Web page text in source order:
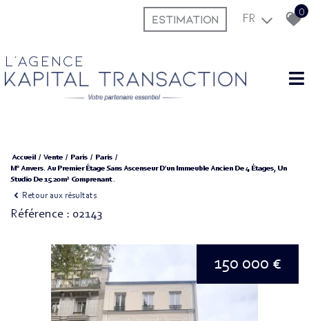
ESTIMATION FR
0
L'agence
Accueil Vente Paris
Paris
M° Anvers. Au Premier Étage Sans Ascenseur D'un Immeuble Ancien De 4 Étages, Un
Studio De 15.20m² Comprenant .
Retour aux résultats
Référence : 02143
150 000 €